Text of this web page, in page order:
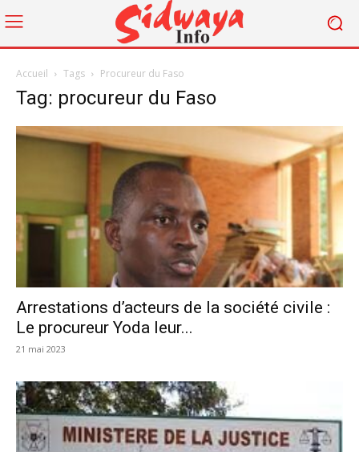
Accueil Tags Procureur du Faso
Tag: procureur du Faso
Arrestations d’acteurs de la société civile :
Le procureur Yoda leur...
21 mai 2023